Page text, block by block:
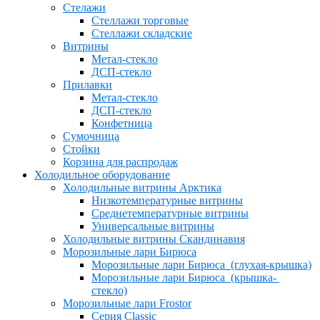
Стелажи
Стеллажи торговые
Стеллажи складские
Витрины
Метал-стекло
ДСП-стекло
Прилавки
Метал-стекло
ДСП-стекло
Конфетница
Сумочница
Стойки
Корзина для распродаж
Холодильное оборудование
Холодильные витрины Арктика
Низкотемпературные витрины
Среднетемпературные витрины
Универсальные витрины
Холодильные витрины Скандинавия
Морозильные лари Бирюса
Морозильные лари Бирюса (глухая-крышка)
Морозильные лари Бирюса (крышка-
стекло)
Морозильные лари Frostor
Серия Classic